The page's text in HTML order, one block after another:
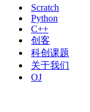
Scratch
Python
C++
创客
科创课题
关于我们
OJ